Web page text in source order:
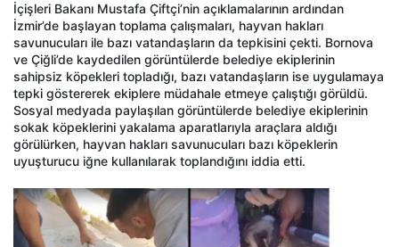
İçişleri Bakanı Mustafa Çiftçi’nin açıklamalarının ardından
İzmir’de başlayan toplama çalışmaları, hayvan hakları
savunucuları ile bazı vatandaşların da tepkisini çekti. Bornova
ve Çiğli’de kaydedilen görüntülerde belediye ekiplerinin
sahipsiz köpekleri topladığı, bazı vatandaşların ise uygulamaya
tepki göstererek ekiplere müdahale etmeye çalıştığı görüldü.
Sosyal medyada paylaşılan görüntülerde belediye ekiplerinin
sokak köpeklerini yakalama aparatlarıyla araçlara aldığı
görülürken, hayvan hakları savunucuları bazı köpeklerin
uyuşturucu iğne kullanılarak toplandığını iddia etti.